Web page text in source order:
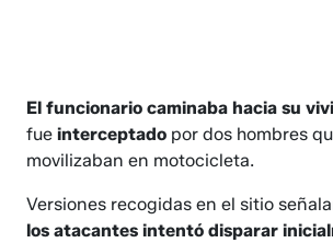
El funcionario caminaba hacia su
fueinterceptado por dos hombres
movilizaban en motocicleta.
Versiones recogidas en el sitio
los atacantes intentó disparar